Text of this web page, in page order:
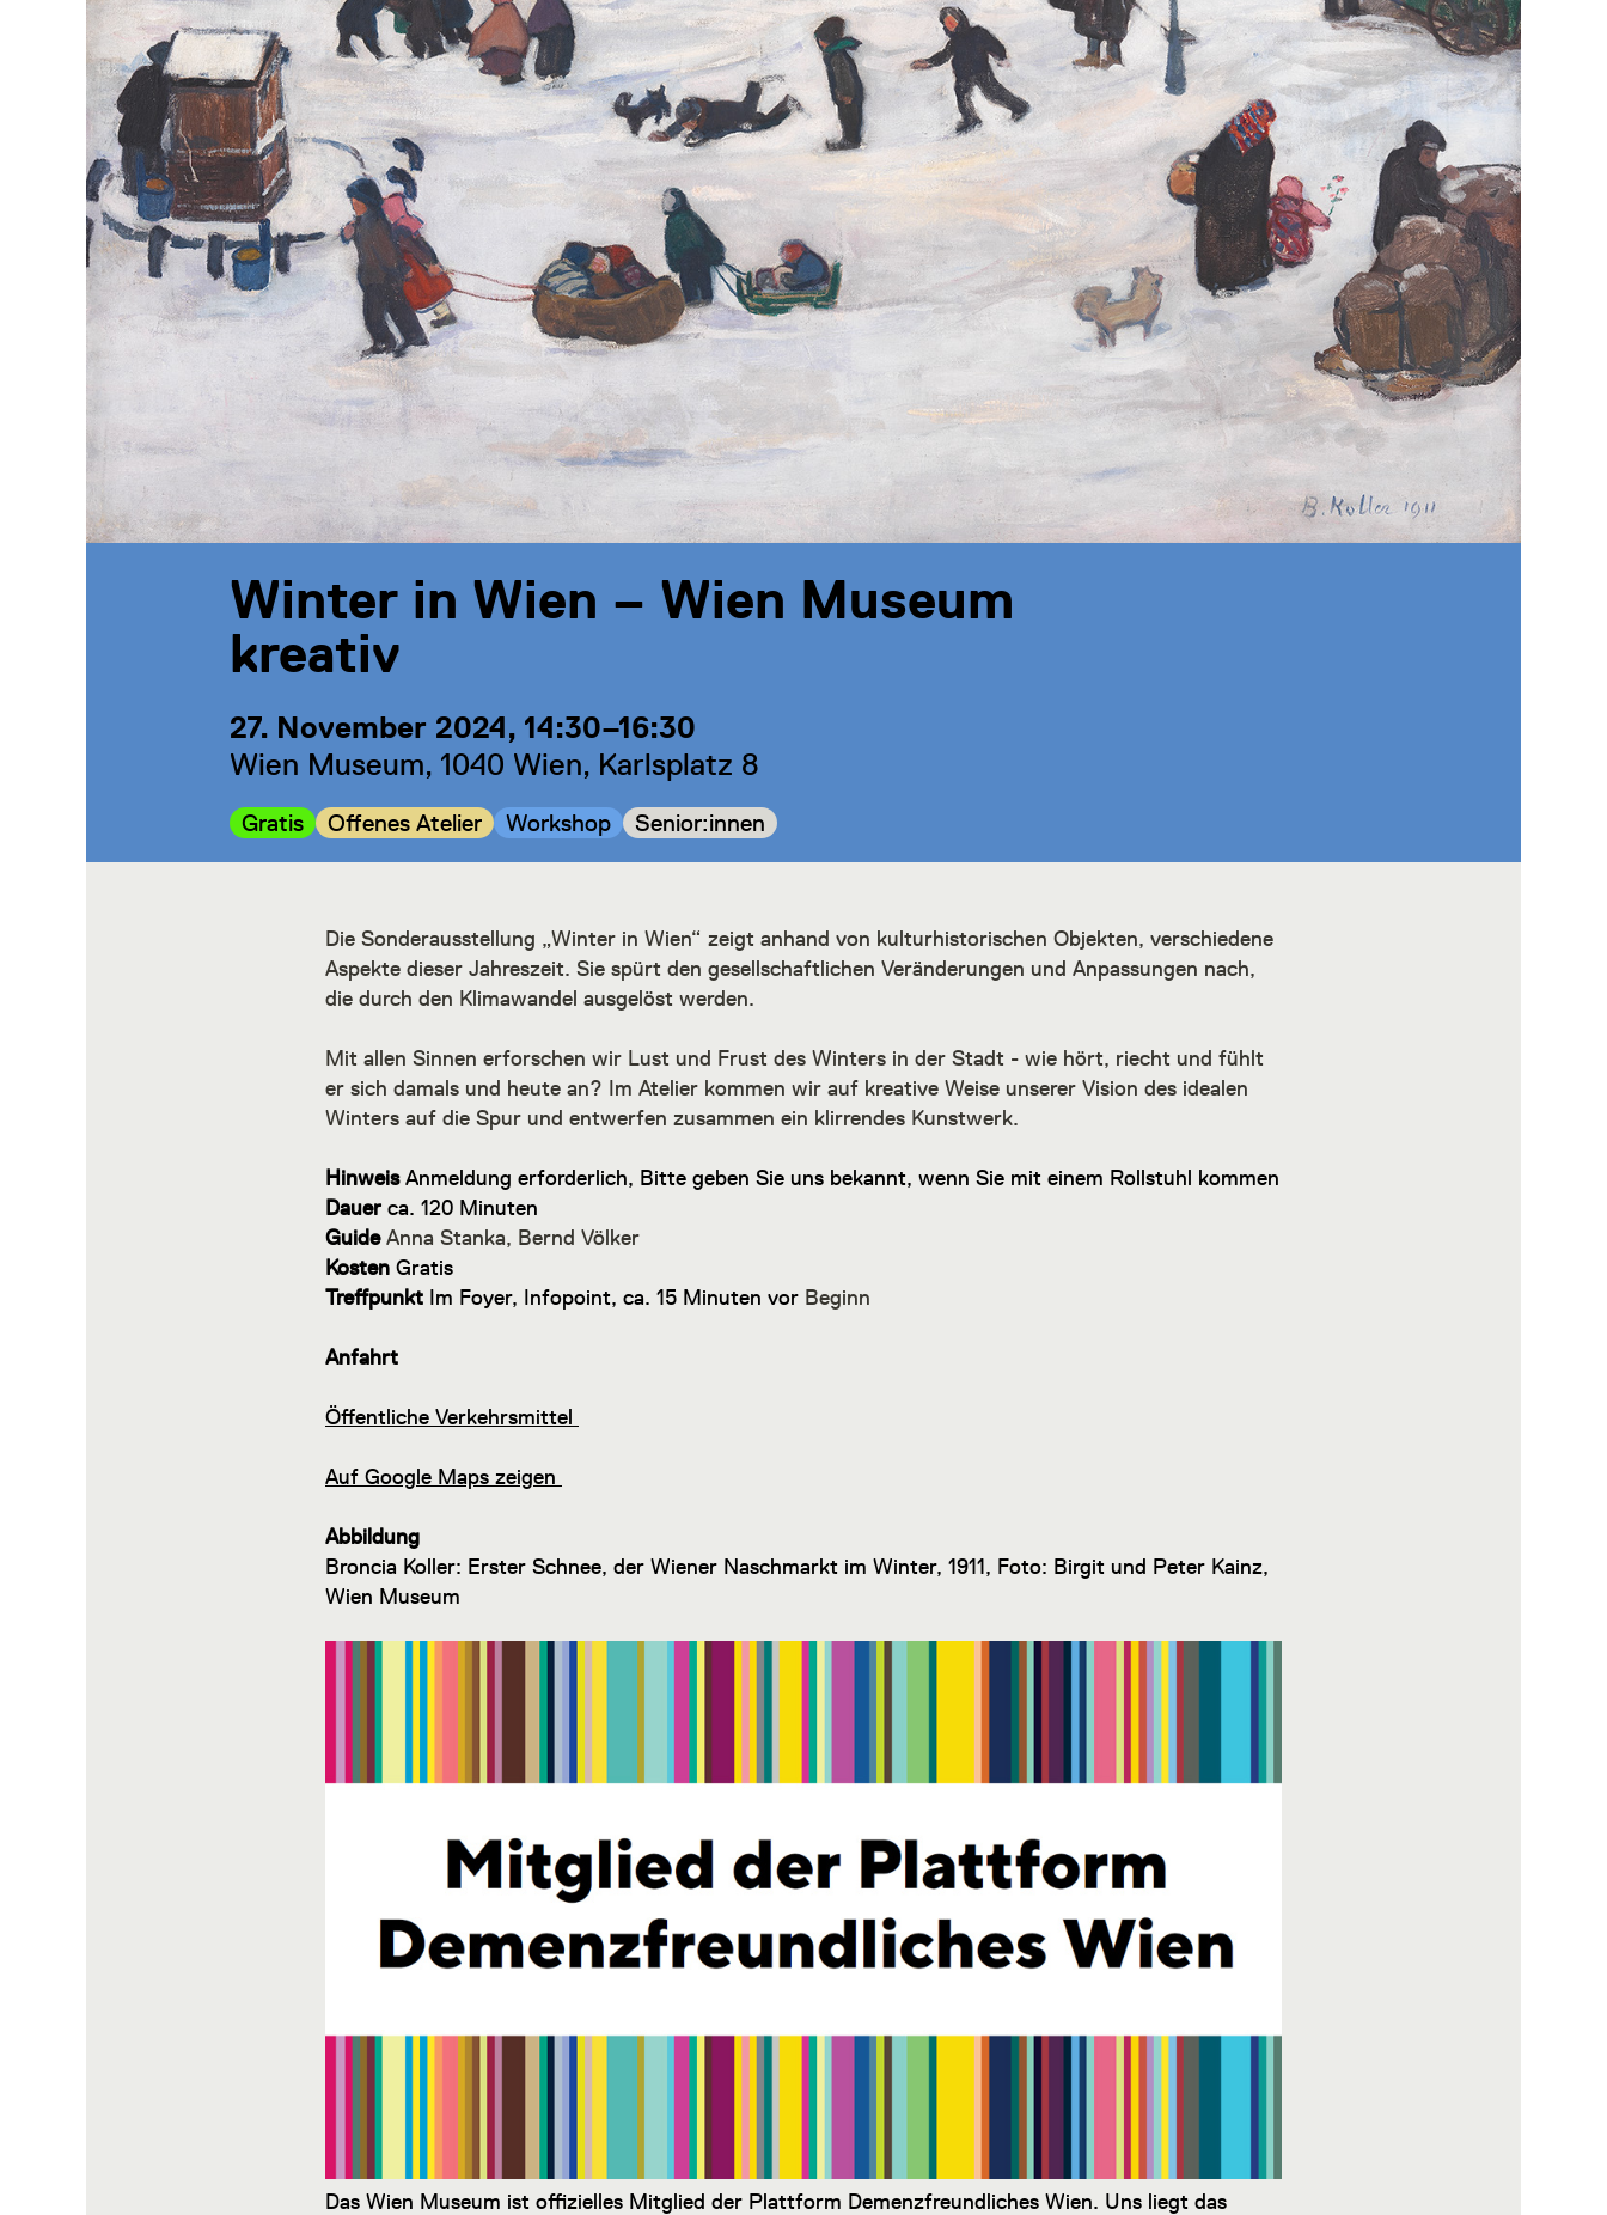
Winter in Wien – Wien Museum
kreativ
27. November 2024, 14:30–16:30
Wien Museum, 1040 Wien, Karlsplatz 8
Kategorie:
Gratis Kategorie:
Offenes Atelier Kategorie:
Workshop Kategorie:
Senior:innen
Die Sonderausstellung „Winter in Wien“ zeigt anhand von kulturhistorischen Objekten, verschiedene
Aspekte dieser Jahreszeit. Sie spürt den gesellschaftlichen Veränderungen und Anpassungen nach,
die durch den Klimawandel ausgelöst werden.
Mit allen Sinnen erforschen wir Lust und Frust des Winters in der Stadt - wie hört, riecht und fühlt
er sich damals und heute an? Im Atelier kommen wir auf kreative Weise unserer Vision des idealen
Winters auf die Spur und entwerfen zusammen ein klirrendes Kunstwerk.
HinweisAnmeldung erforderlich, Bitte geben Sie uns bekannt, wenn Sie mit einem Rollstuhl kommen
Dauer ca. 120 Minuten
GuideAnna Stanka, Bernd Völker
Kosten Gratis
Treffpunkt Im Foyer, Infopoint, ca. 15 Minuten vor Beginn
Anfahrt
Öffentliche Verkehrsmittel
Auf Google Maps zeigen
Abbildung
Broncia Koller: Erster Schnee, der Wiener Naschmarkt im Winter, 1911, Foto: Birgit und Peter Kainz,
Wien Museum
Das Wien Museum ist offizielles Mitglied der Plattform Demenzfreundliches Wien. Uns liegt das